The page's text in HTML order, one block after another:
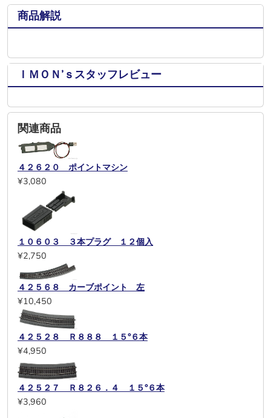
商品解説
ＩＭＯＮ’ｓスタッフレビュー
関連商品
４２６２０ ポイントマシン
¥3,080
１０６０３ ３本プラグ １２個入
¥2,750
４２５６８ カーブポイント 左
¥10,450
４２５２８ Ｒ８８８ １５°６本
¥4,950
４２５２７ Ｒ８２６．４ １５°６本
¥3,960